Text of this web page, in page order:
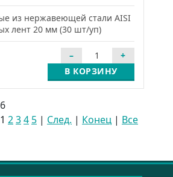
из нержавеющей стали AISI
лент 20 мм (30 шт/уп)
В КОРЗИНУ
1 234 5 | След. | Конец | Все